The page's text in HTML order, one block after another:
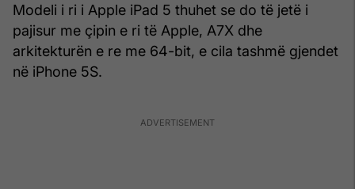
Modeli i ri i Apple iPad 5 thuhet se do të jetë i
pajisur me çipin e ri të Apple, A7X dhe
arkitekturën e re me 64-bit, e cila tashmë gjendet
në iPhone 5S.